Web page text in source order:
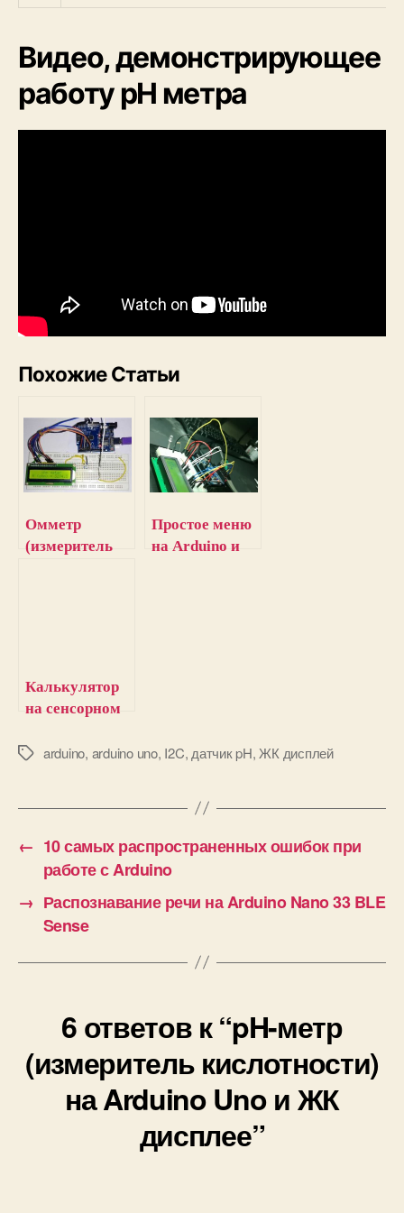
Видео, демонстрирующее
работу pH метра
Похожие Статьи
Омметр
(измеритель
Простое меню
на Arduino и
Калькулятор
на сенсорном
дисплее с
М
к
arduino, arduino uno, I2C, датчик pH, ЖК дисплей
← 10 самых распространенных ошибок при
работе с Arduino
→ Распознавание речи на Arduino Nano 33 BLE
Sense
6 ответов к “pH-метр
(измеритель кислотности)
на Arduino Uno и ЖК
дисплее”